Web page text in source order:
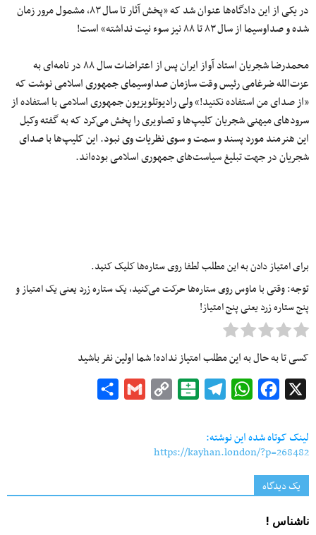
در یکی از این دادگاه‌ها عنوان شد که «پخش آثار تا سال ۸۳، مشمول مرور زمان
شده و صداوسیما از سال ۸۳ تا ۸۸ نیز سوء نیت نداشته» است!
محمدرضا شجریان استاد آواز ایران پس از اعتراضات سال ۸۸ در نامه‌ای به
عزت‌الله ضرغامی رئیس وقت سازمان صداوسیمای جمهوری اسلامی نوشت که
«از صدای من استفاده نکنید!» ولی رادیوتلویزیون جمهوری اسلامی با استفاده از
سرودهای میهنی شجریان کلیپ‌ها و تصاویری را پخش می‌کرد که به گفته وکیل
این هنرمند مورد پسند و سمت و سوی نظریات وی نبود. این کلیپ‌ها با صدای
شجریان در جهت تبلیغ سیاست‌های جمهوری اسلامی بوده‌اند.
برای امتیاز دادن به این مطلب لطفا روی ستاره‌ها کلیک کنید.
توجه: وقتی با ماوس روی ستاره‌ها حرکت می‌کنید، یک ستاره زرد یعنی یک امتیاز و
پنج ستاره زرد یعنی پنج امتیاز!
کسی تا به حال به این مطلب امتیاز نداده! شما اولین نفر باشید
Facebook
WhatsApp
Telegram
Balatarin
Copy
Gmail
لینک کوتاه شده این نوشته:
https://kayhan.london/?p=268482
یک دیدگاه
ناشناس !